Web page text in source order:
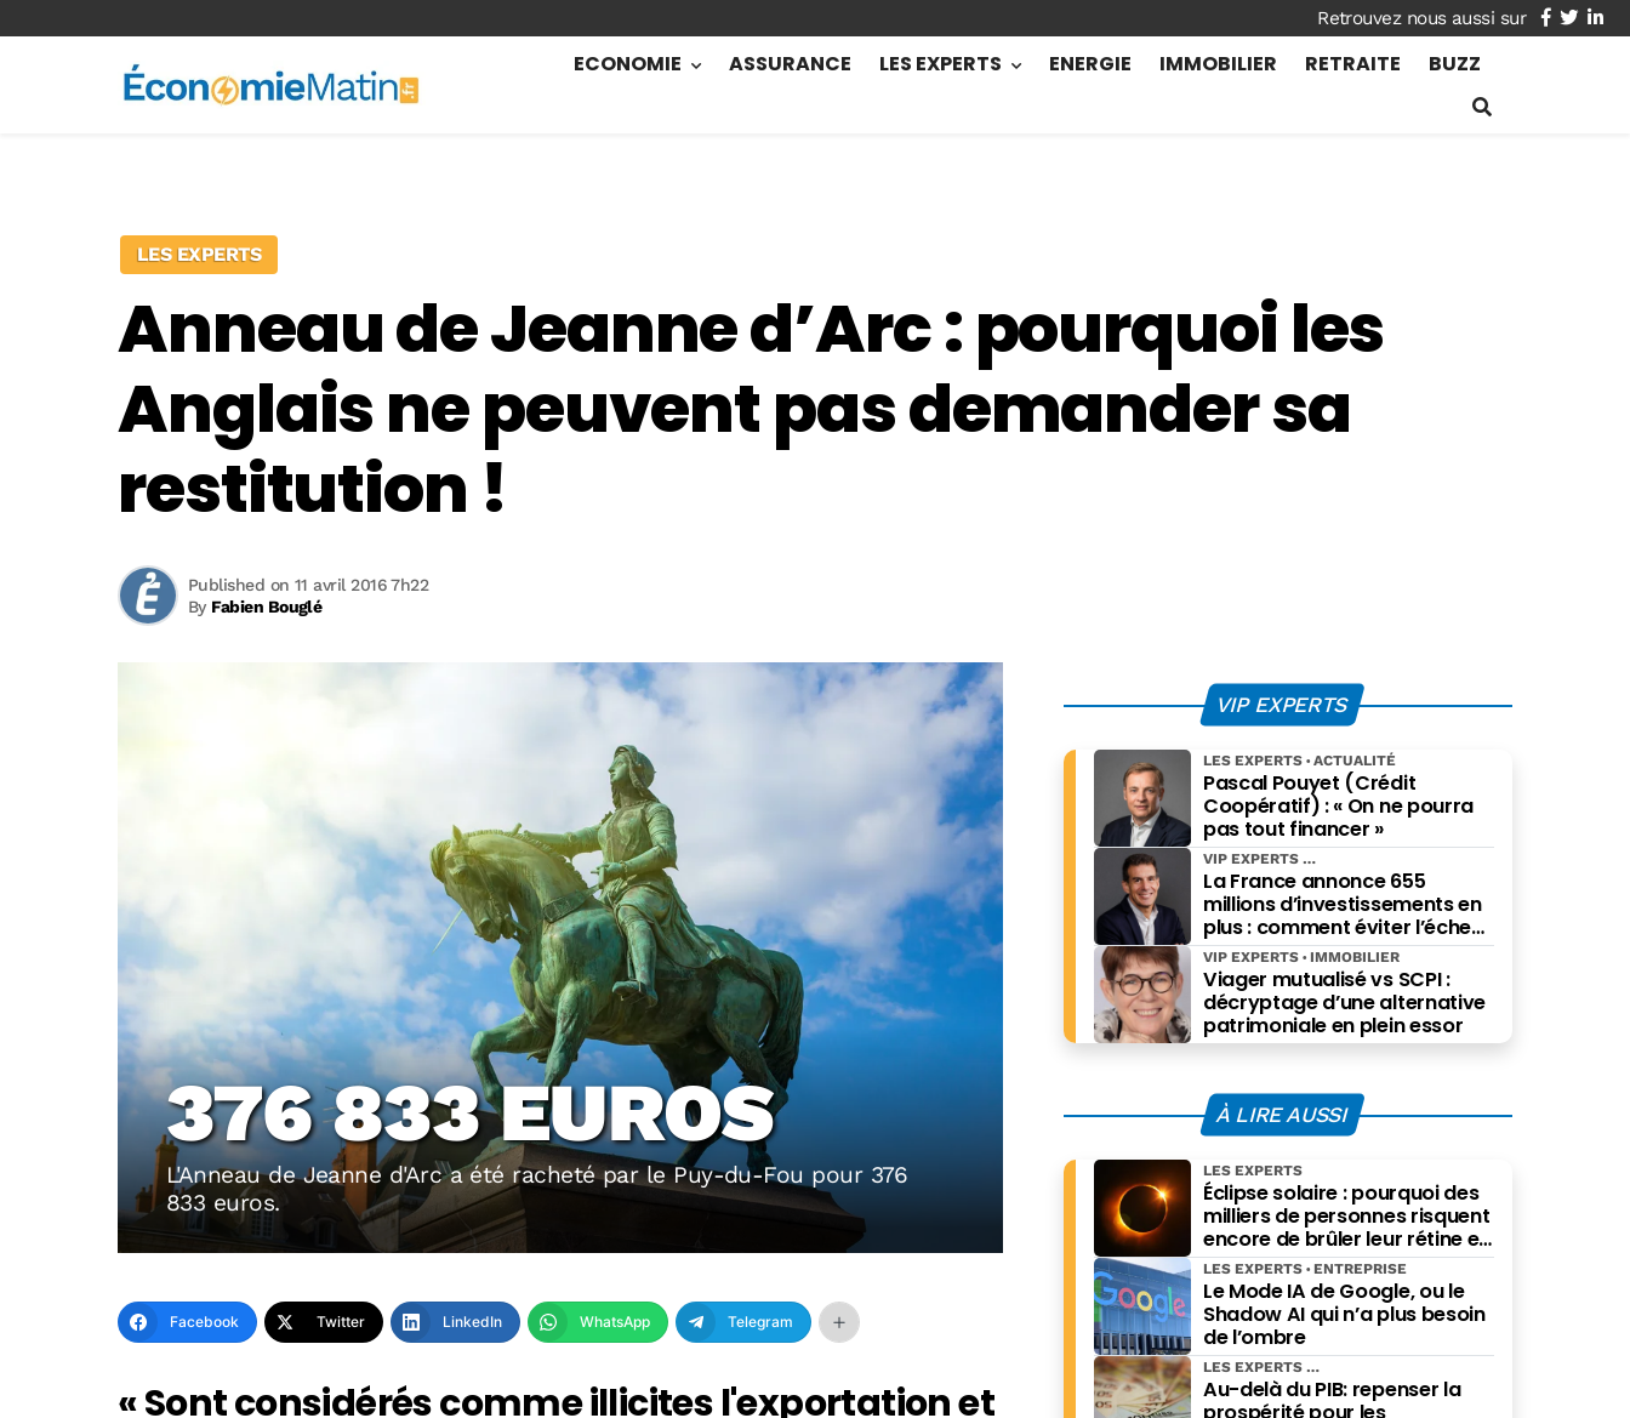
facebook
twitter
ECONOMIE ASSURANCE LES EXPERTS ENERGIE IMMOBILIER RETRAITE BUZZ
LES EXPERTS
Anneau de Jeanne d’Arc : pourquoi les
Anglais ne peuvent pas demander sa
restitution !
By Fabien Bouglé
Published on 11 avril 2016 7h22
376 833 EUROS
L'Anneau de Jeanne d'Arc a été racheté par le Puy-du-Fou pour 376
833 euros.
Facebook Twitter LinkedIn WhatsApp Telegram
« Sont considérés comme illicites l'exportation et
VIP EXPERTS
Pascal Pouyet (Crédit
Coopératif) : « On ne pourra
pas tout financer »
LES EXPERTS ACTUALITÉ
La France annonce 655
millions d’investissements en
plus : comment éviter l’échec
des projets à grande échelle ?
VIP EXPERTS
Viager mutualisé vs SCPI :
décryptage d’une alternative
patrimoniale en plein essor
VIP EXPERTS IMMOBILIER
À LIRE AUSSI
Éclipse solaire : pourquoi des
milliers de personnes risquent
encore de brûler leur rétine en
pensant bien faire
LES EXPERTS
Le Mode IA de Google, ou le
Shadow AI qui n’a plus besoin
de l’ombre
LES EXPERTS ENTREPRISE
Au-delà du PIB: repenser la
LES EXPERTS